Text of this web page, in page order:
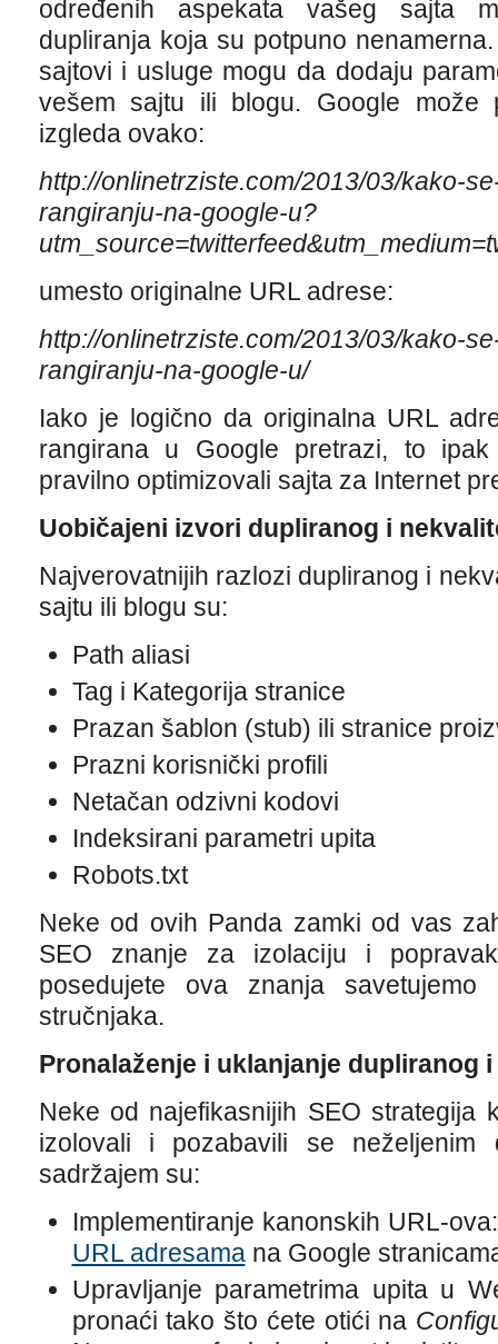
određenih aspekata vašeg sajta
dupliranja koja su potpuno
sajtovi i usluge mogu da dodaju
vešem sajtu ili blogu. Google može
izgleda ovako:
http://onlinetrziste.com/2013/03/kako-
rangiranju-na-google-u?
umesto originalne URL adrese:
http://onlinetrziste.com/2013/03/kako-
rangiranju-na-google-u/
Iako je logično da originalna URL
rangirana u Google pretrazi, to
pravilno optimizovali sajta za Internet
Uobičajeni izvori dupliranog i
Najverovatnijih razlozi dupliranog i
sajtu ili blogu su:
Path aliasi
Tag i Kategorija stranice
Prazan šablon (stub) ili stranice
Prazni korisnički profili
Netačan odzivni kodovi
Indeksirani parametri upita
Robots.txt
Neke od ovih Panda zamki od vas
SEO znanje za izolaciju i
posedujete ova znanja
stručnjaka.
Pronalaženje i uklanjanje dupliranog
Neke od najefikasnijih SEO strategija
izolovali i pozabavili se neželjenim
sadržajem su:
Implementiranje kanonskih URL-
URL adresamana Google
Upravljanje parametrima upita u
pronaći tako što ćete otići na